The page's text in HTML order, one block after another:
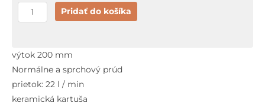
množstvo
Hansgrohe
S
Trojotvorová
vaňová
batéria,
Pridať do košíka
výtok 200 mm
Normálne a sprchový prúd
prietok: 22 l / min
keramická kartuša